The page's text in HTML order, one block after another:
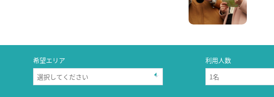
希望エリア 利用人数